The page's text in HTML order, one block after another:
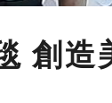
創造